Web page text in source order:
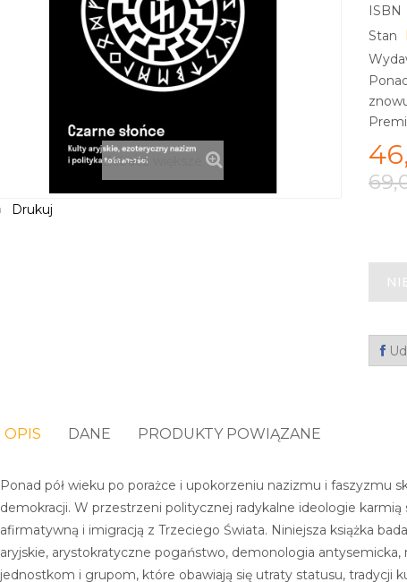
Zobacz większe
Drukuj
ISBN
Stan
OPIS DANE PRODUKTY POWIĄZANE
Ponad pół wieku po porażce i upokorzeniu nazizmu i faszyzmu
demokracji. W przestrzeni politycznej radykalne ideologie
afirmatywną i imigracją z Trzeciego Świata. Niniejsza książka
aryjskie, arystokra­tyczne pogaństwo, demonologia
jednostkom i grupom, które obawiają się utraty statusu,